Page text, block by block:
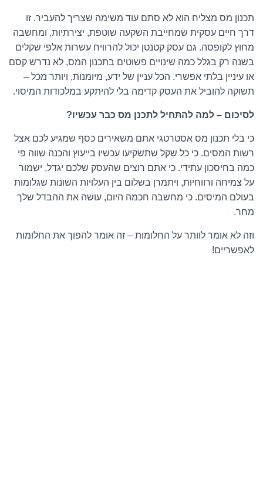
תכנון מס מצליח הוא לא סתם עוד משימה שצריך להעביר. זו
דרך חיים עסקית שמחייבת השקעה שוטפת, יצירתיות, ומחשבה
מחוץ לקופסה. גם עסק קטנטן יכול להרוויח עשרות אלפי שקלים
בשנה רק בגלל כמה שינויים פשוטים בתכנון המס, לא נדרש קסם
או עיניין בלתי אפשרי. הכל עניין של ידע, מיומנות, ויותר מכל –
תשוקה להוביל את העסק קדימה בלי להיתקע במלכודות המיסוי.
לסיכום – למה להתחיל לתכנן מס כבר עכשיו?
כי בלי תכנון מס אסטרטגי אתם משאירים כסף שמגיע לכם אצל
רשות המסים. כי כל שקל שתשקיעו עכשיו בייעוץ והכנה שווה פי
כמה בחיסכון עתידי. כי אתם רוצים שהעסק שלכם יגדל, ישמור
על צמיחה ורווחיות, ויתמרן בשלום בין העלויות השונות שגלומות
בעולם המיסים. כי מחשבה חכמה היום, עושה את ההבדל שלך
מחר.
וזה לא אומר לוותר על החלומות – זה אומר להפוך את החלומות
לאפשריים!